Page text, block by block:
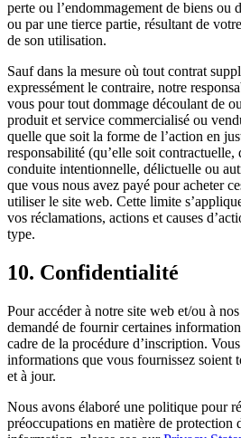
perte ou l’endommagement de biens ou
ou par une tierce partie, résultant de
de son utilisation.
Sauf dans la mesure où tout contrat
expressément le contraire, notre
vous pour tout dommage découlant de
produit et service commercialisé ou
quelle que soit la forme de l’action en
responsabilité (qu’elle soit contractuelle,
conduite intentionnelle, délictuelle ou
que vous nous avez payé pour acheter
utiliser le site web. Cette limite
vos réclamations, actions et causes
type.
10. Confidentialité
Pour accéder à notre site web et/ou à
demandé de fournir certaines
cadre de la procédure d’inscription.
informations que vous fournissez soient
et à jour.
Nous avons élaboré une politique pour
préoccupations en matière de protection